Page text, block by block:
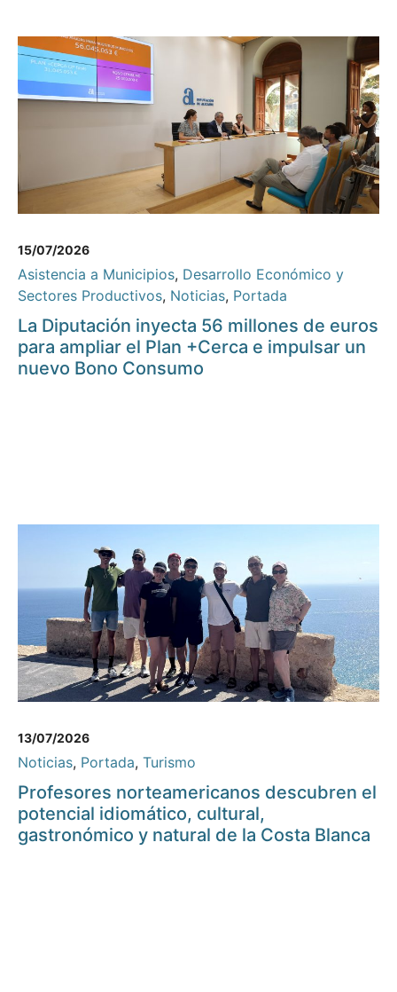
15/07/2026
Asistencia a Municipios, Desarrollo Económico y
Sectores Productivos, Noticias, Portada
La Diputación inyecta 56 millones de euros
para ampliar el Plan +Cerca e impulsar un
nuevo Bono Consumo
13/07/2026
Noticias, Portada, Turismo
Profesores norteamericanos descubren el
potencial idiomático, cultural,
gastronómico y natural de la Costa Blanca